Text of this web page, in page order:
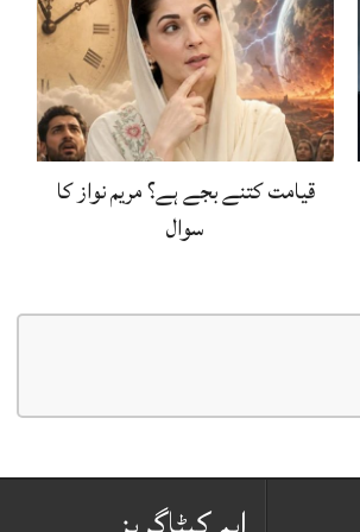
قیامت کتنے بجے ہے؟ مریم نواز کا
سوال